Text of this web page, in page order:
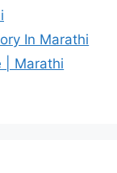
In Marathi
| Marathi